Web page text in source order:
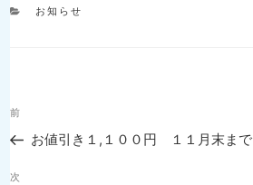
カ
お知らせ
稿
ナ
ゲ
過
去
投
前
お値引き１,１００円 １１月末まで
次
次